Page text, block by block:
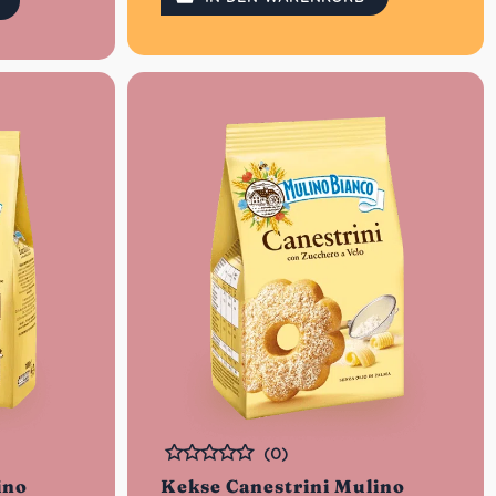
Kekse Canestrini Mulino
Bewertet
(0)